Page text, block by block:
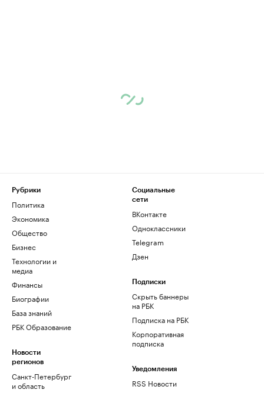
Рубрики
Политика
Экономика
Общество
Бизнес
Технологии и
медиа
Финансы
Биографии
База знаний
РБК Образование
Новости
регионов
Санкт-Петербург
и область
Социальные
сети
ВКонтакте
Одноклассники
Telegram
Дзен
Подписки
Скрыть баннеры
на РБК
Подписка на РБК
Корпоративная
подписка
Уведомления
RSS Новости